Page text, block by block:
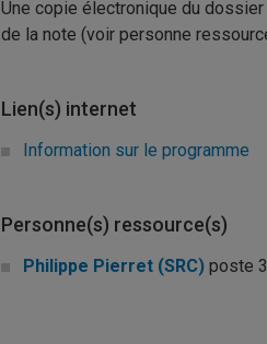
Une copie électronique du
de la note (voir personne
Lien(s) internet
Information sur le programme
Personne(s) ressource(s)
Philippe Pierret (SRC) poste